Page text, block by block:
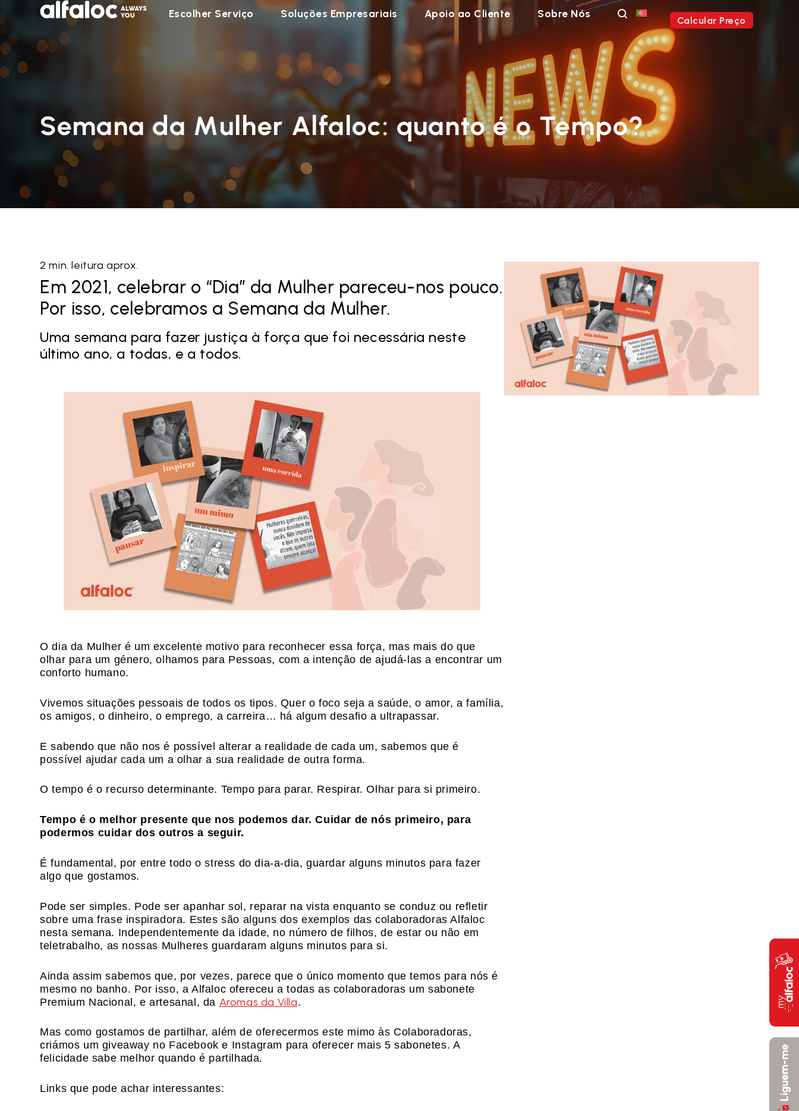
Escolher Serviço Soluções Empresariais Apoio ao Cliente Sobre Nós
Calcular Preço
Semana da Mulher Alfaloc: quanto é o Tempo?
2 min. leitura aprox.
Em 2021, celebrar o “Dia” da Mulher pareceu-nos pouco.
Por isso, celebramos a Semana da Mulher.
Uma semana para fazer justiça à força que foi necessária neste
último ano, a todas, e a todos.
O dia da Mulher é um excelente motivo para reconhecer essa força, mas mais do que
olhar para um género, olhamos para Pessoas, com a intenção de ajudá-las a encontrar um
conforto humano.
Vivemos situações pessoais de todos os tipos. Quer o foco seja a saúde, o amor, a família,
os amigos, o dinheiro, o emprego, a carreira… há algum desafio a ultrapassar.
E sabendo que não nos é possível alterar a realidade de cada um, sabemos que é
possível ajudar cada um a olhar a sua realidade de outra forma.
O tempo é o recurso determinante. Tempo para parar. Respirar. Olhar para si primeiro.
Tempo é o melhor presente que nos podemos dar. Cuidar de nós primeiro, para
podermos cuidar dos outros a seguir.
É fundamental, por entre todo o stress do dia-a-dia, guardar alguns minutos para fazer
algo que gostamos.
Pode ser simples. Pode ser apanhar sol, reparar na vista enquanto se conduz ou refletir
sobre uma frase inspiradora. Estes são alguns dos exemplos das colaboradoras Alfaloc
nesta semana. Independentemente da idade, no número de filhos, de estar ou não em
teletrabalho, as nossas Mulheres guardaram alguns minutos para si.
Ainda assim sabemos que, por vezes, parece que o único momento que temos para nós é
mesmo no banho. Por isso, a Alfaloc ofereceu a todas as colaboradoras um sabonete
Premium Nacional, e artesanal, da Aromas da Villa.
Mas como gostamos de partilhar, além de oferecermos este mimo às Colaboradoras,
criámos um giveaway no Facebook e Instagram para oferecer mais 5 sabonetes. A
felicidade sabe melhor quando é partilhada.
Links que pode achar interessantes: